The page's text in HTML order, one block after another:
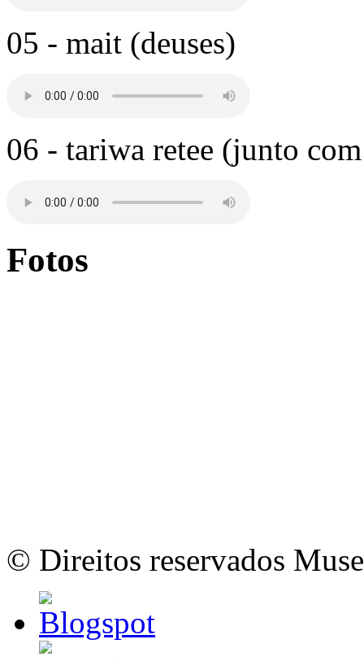
05 - mait (deuses)
06 - tariwa retee (junto
Fotos
© Direitos reservados